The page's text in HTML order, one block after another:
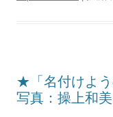
★「名付けよ
写真：操上和